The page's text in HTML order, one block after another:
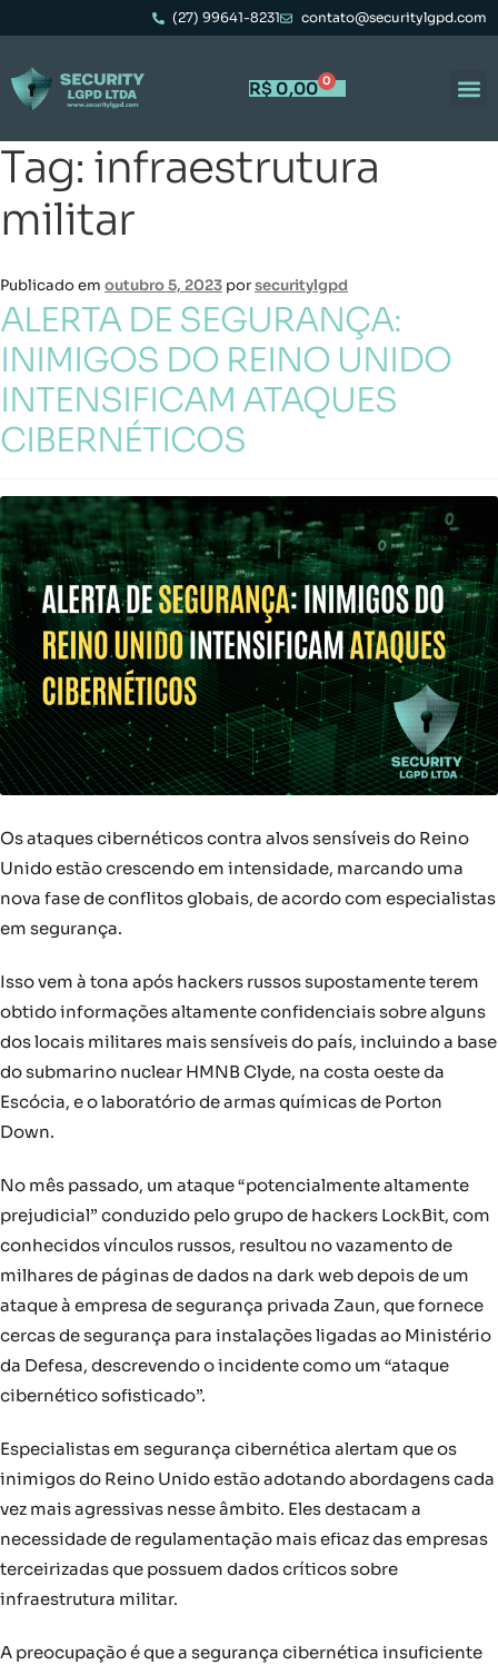
(27) 99641-8231 contato@securitylgpd.com
R$ 0,00 0
Tag: infraestrutura
militar
Publicado em outubro 5, 2023 porsecuritylgpd
ALERTA DE SEGURANÇA:
INIMIGOS DO REINO UNIDO
INTENSIFICAM ATAQUES
CIBERNÉTICOS
Os ataques cibernéticos contra alvos sensíveis do Reino
Unido estão crescendo em intensidade, marcando uma
nova fase de conflitos globais, de acordo com especialistas
em segurança.
Isso vem à tona após hackers russos supostamente terem
obtido informações altamente confidenciais sobre alguns
dos locais militares mais sensíveis do país, incluindo a base
do submarino nuclear HMNB Clyde, na costa oeste da
Escócia, e o laboratório de armas químicas de Porton
Down.
No mês passado, um ataque “potencialmente altamente
prejudicial” conduzido pelo grupo de hackers LockBit, com
conhecidos vínculos russos, resultou no vazamento de
milhares de páginas de dados na dark web depois de um
ataque à empresa de segurança privada Zaun, que fornece
cercas de segurança para instalações ligadas ao Ministério
da Defesa, descrevendo o incidente como um “ataque
cibernético sofisticado”.
Especialistas em segurança cibernética alertam que os
inimigos do Reino Unido estão adotando abordagens cada
vez mais agressivas nesse âmbito. Eles destacam a
necessidade de regulamentação mais eficaz das empresas
terceirizadas que possuem dados críticos sobre
infraestrutura militar.
A preocupação é que a segurança cibernética insuficiente